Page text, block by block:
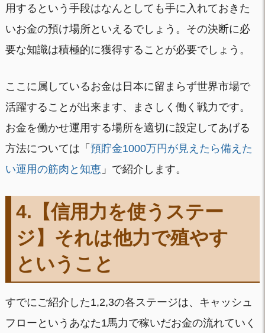
用するという手段はなんとしても手に入れておきた
いお金の預け場所といえるでしょう。その決断に必
要な知識は積極的に獲得することが必要でしょう。
ここに属しているお金は日本に留まらず世界市場で
活躍することが出来ます、まさしく働く戦力です。
お金を働かせ運用する場所を適切に設定してあげる
方法については「 預貯金1000万円が見えたら備えた
い運用の筋肉と知恵」で紹介します。
4.【信用力を使うステー
ジ】 それは他力で殖やす
ということ
すでにご紹介した1,2,3の各ステージは、キャッシュ
フローというあなた1馬力で稼いだお金の流れていく